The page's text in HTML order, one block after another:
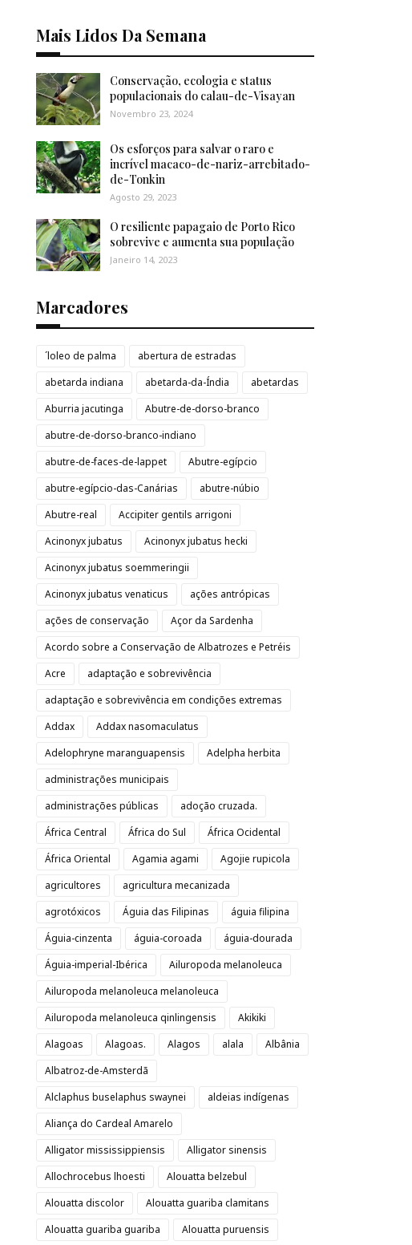
Mais Lidos Da Semana
Conservação, ecologia e status
populacionais do calau-de-Visayan
Novembro 23, 2024
Os esforços para salvar o raro e
incrível macaco-de-nariz-arrebitado-
de-Tonkin
Agosto 29, 2023
O resiliente papagaio de Porto Rico
sobrevive e aumenta sua população
Janeiro 14, 2023
Marcadores
´loleo de palma
abertura de estradas
abetarda indiana
abetarda-da-Índia
abetardas
Aburria jacutinga
Abutre-de-dorso-branco
abutre-de-dorso-branco-indiano
abutre-de-faces-de-lappet
Abutre-egípcio
abutre-egípcio-das-Canárias
abutre-núbio
Abutre-real
Accipiter gentils arrigoni
Acinonyx jubatus
Acinonyx jubatus hecki
Acinonyx jubatus soemmeringii
Acinonyx jubatus venaticus
ações antrópicas
ações de conservação
Açor da Sardenha
Acordo sobre a Conservação de Albatrozes e Petréis
Acre
adaptação e sobrevivência
adaptação e sobrevivência em condições extremas
Addax
Addax nasomaculatus
Adelophryne maranguapensis
Adelpha herbita
administrações municipais
administrações públicas
adoção cruzada.
África Central
África do Sul
África Ocidental
África Oriental
Agamia agami
Agojie rupicola
agricultores
agricultura mecanizada
agrotóxicos
Águia das Filipinas
águia filipina
Águia-cinzenta
águia-coroada
águia-dourada
Águia-imperial-Ibérica
Ailuropoda melanoleuca
Ailuropoda melanoleuca melanoleuca
Ailuropoda melanoleuca qinlingensis
Akikiki
Alagoas
Alagoas. Alagos alala
Albânia
Albatroz-de-Amsterdã
Alclaphus buselaphus swaynei
aldeias indígenas
Aliança do Cardeal Amarelo
Alligator mississippiensis
Alligator sinensis
Allochrocebus lhoesti
Alouatta belzebul
Alouatta discolor
Alouatta guariba clamitans
Alouatta guariba guariba
Alouatta puruensis